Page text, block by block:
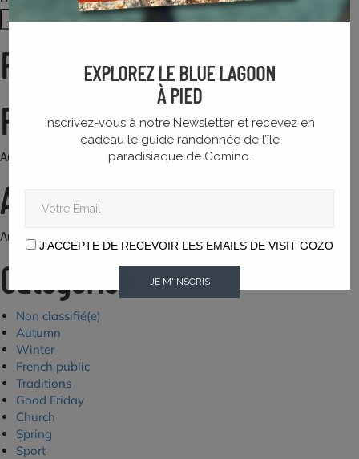
EXPLOREZ LE BLUE LAGOON
À PIED
Inscrivez-vous à notre Newsletter et recevez en
cadeau le guide randonnée de l’île
paradisiaque de Comino.
J'ACCEPTE DE RECEVOIR LES EMAILS DE VISIT GOZO
JE M'INSCRIS
Rechercher
Recent Posts
Recent Comments
Aucun commentaire à afficher.
Archives
Aucune archive à afficher.
Categories
Non classifié(e)
Autumn
Winter
French public
Traditions
Good Friday
Church
Spring
Sport